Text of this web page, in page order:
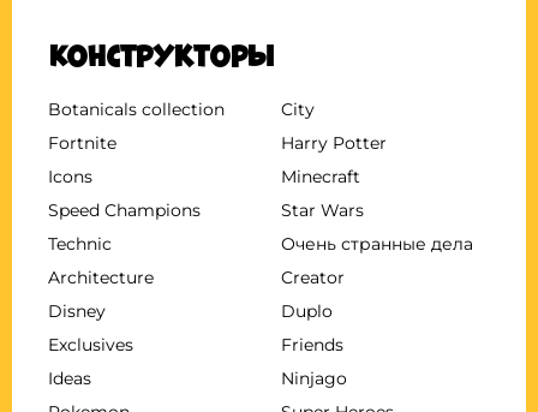
Конструкторы
Botanicals collection
City
Fortnite
Harry Potter
Icons
Minecraft
Speed Champions
Star Wars
Technic
Очень странные дела
Architecture
Creator
Disney
Duplo
Exclusives
Friends
Ideas
Ninjago